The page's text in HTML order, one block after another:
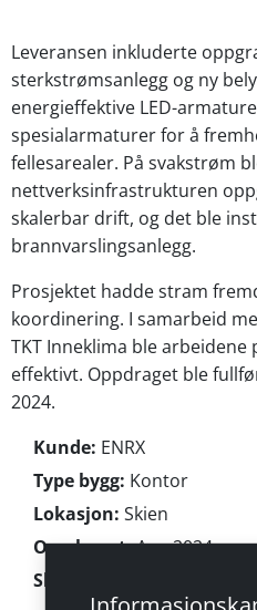
Leveransen inkluderte
sterkstrømsanlegg og ny
energieffektive LED-
spesialarmaturer for å
fellesarealer. På svakstrøm
nettverksinfrastrukturen
skalerbar drift, og det ble
brannvarslingsanlegg.
Prosjektet hadde stram
koordinering. I samarbeid
TKT Inneklima ble
effektivt. Oppdraget ble
2024.
Kunde: ENRX
Type bygg: Kontor
Lokasjon: Skien
Overlevert:Aug 2024
Skala: